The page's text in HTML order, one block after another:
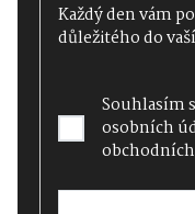
Každý den vám
důležitého do
Souhlasím
osobních